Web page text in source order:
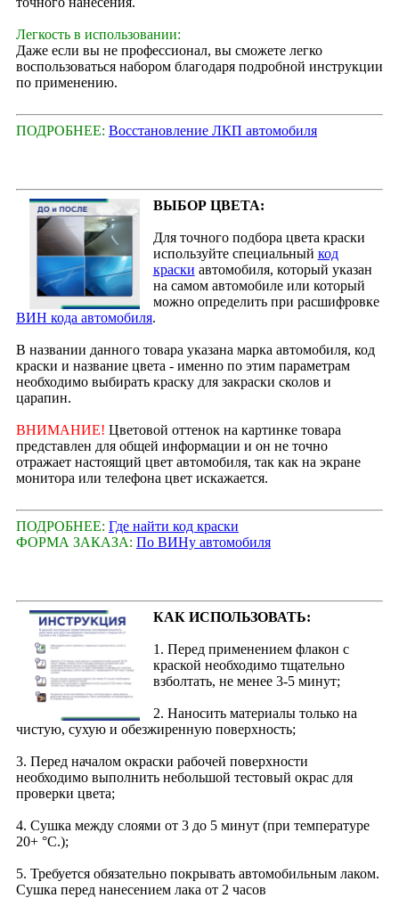
Легкость в использовании:
Даже если вы не профессионал, вы сможете легко
воспользоваться набором благодаря подробной инструкции
по применению.
ПОДРОБНЕЕ: Восстановление ЛКП автомобиля
ВЫБОР ЦВЕТА:
Для точного подбора цвета краски
используйте специальный код
краски автомобиля, который указан
на самом автомобиле или который
можно определить при расшифровке
ВИН кода автомобиля.
В названии данного товара указана марка автомобиля, код
краски и название цвета - именно по этим параметрам
необходимо выбирать краску для закраски сколов и
царапин.
ВНИМАНИЕ! Цветовой оттенок на картинке товара
представлен для общей информации и он не точно
отражает настоящий цвет автомобиля, так как на экране
монитора или телефона цвет искажается.
ПОДРОБНЕЕ: Где найти код краски
ФОРМА ЗАКАЗА: По ВИНу автомобиля
КАК ИСПОЛЬЗОВАТЬ:
1. Перед применением флакон с
краской необходимо тщательно
взболтать, не менее 3-5 минут;
2. Наносить материалы только на
чистую, сухую и обезжиренную поверхность;
3. Перед началом окраски рабочей поверхности
необходимо выполнить небольшой тестовый окрас для
проверки цвета;
4. Сушка между слоями от 3 до 5 минут (при температуре
20+ °С.);
5. Требуется обязательно покрывать автомобильным лаком.
Сушка перед нанесением лака от 2 часов